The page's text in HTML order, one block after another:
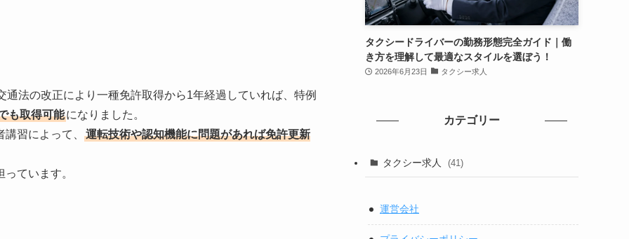
法の改正により一種免許取得から1年経過していれば、特例
も取得可能になりました。
習によって、
運転技術や認知機能に問題があれば免許更新
ています。
タクシードライバーの勤務形態完全ガイド｜働
き方を理解して最適なスタイルを選ぼう！
2026年6月23日 タクシー求人
カテゴリー
タクシー求人 (41)
運営会社